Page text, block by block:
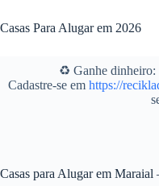
para
o
Casas Para Alugar em 2026
♻️ Ganhe dinheiro:
Cadastre-se em https://
Casas para Alugar em Maraial